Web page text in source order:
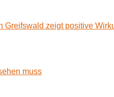
Greifswald zeigt positive
muss